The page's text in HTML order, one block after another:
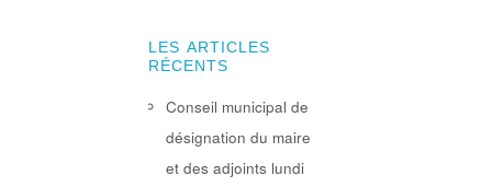
LES ARTICLES
RÉCENTS
Conseil municipal de
désignation du maire
et des adjoints lundi